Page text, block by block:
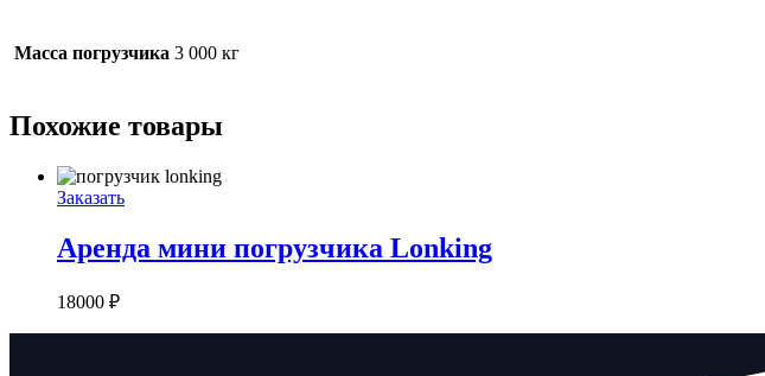
Масса погрузчика 3 000 кг
Похожие товары
Заказать
Аренда мини погрузчика Lonking
18000 ₽